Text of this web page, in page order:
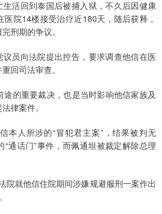
活回到泰国后被捕入狱，不久后因健康
医院14楼接受治疗近180天，随后获释，
刑期的争议。
员向法院提出控告，要求调查他信在医
回司法审查。
的重要裁决，也是当时影响他信家族及
律案件。
本人所涉的“冒犯君主案”，结果被判无
通话门”事件，而佩通坦被裁定解除总理
院就他信住院期间涉嫌规避服刑一案作出